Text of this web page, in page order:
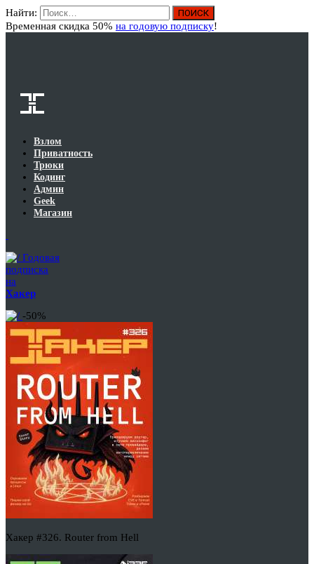
Найти:
Временная скидка 50% на годовую подписку!
Взлом
Приватность
Трюки
Кодинг
Админ
Geek
Магазин
Годовая
подписка
на
Хакер
-50%
Хакер #326. Router from Hell